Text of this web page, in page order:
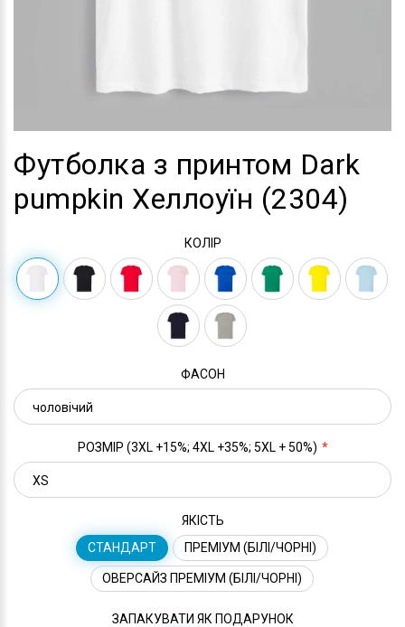
Футболка з принтом Dark
pumpkin Хеллоуїн (2304)
КОЛІР
ФАСОН
РОЗМІР (3XL +15%; 4XL +35%; 5XL + 50%)
ЯКІСТЬ
СТАНДАРТ
ПРЕМІУМ (БІЛІ/ЧОРНІ)
ОВЕРСАЙЗ ПРЕМІУМ (БІЛІ/ЧОРНІ)
ЗАПАКУВАТИ ЯК ПОДАРУНОК